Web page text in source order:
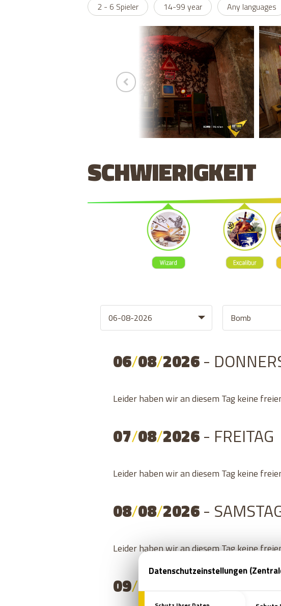
2 - 6 Spieler 14-99 year Any languages
SCHWIERIGKEIT
06/08/2026-
Leider haben wir an diesem Tag keine
07/08/2026- FREITAG
Leider haben wir an diesem Tag keine
08/08/2026-
Leider haben wir an diesem Tag keine
09/08/2026- SONNTAG